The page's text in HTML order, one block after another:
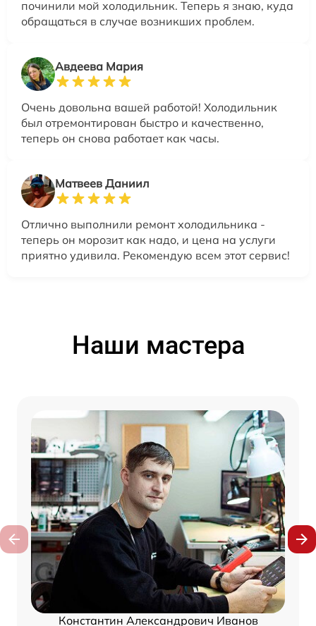
починили мой холодильник. Теперь я знаю, куда
обращаться в случае возникших проблем.
Авдеева Мария
Очень довольна вашей работой! Холодильник
был отремонтирован быстро и качественно,
теперь он снова работает как часы.
Матвеев Даниил
Отлично выполнили ремонт холодильника -
теперь он морозит как надо, и цена на услуги
приятно удивила. Рекомендую всем этот сервис!
Наши мастера
Константин Александрович Иванов